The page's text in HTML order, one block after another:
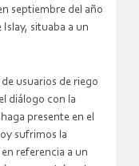
septiembre del año
situaba a un
usuarios de riego
diálogo con la
presente en el
sufrimos la
referencia a un